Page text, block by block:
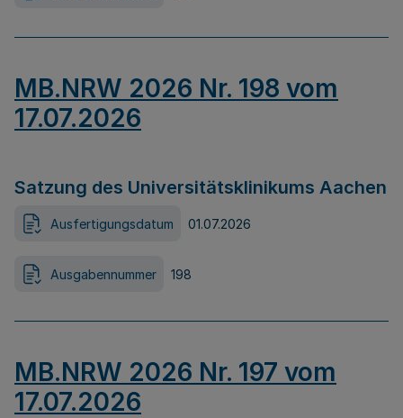
MB.NRW 2026 Nr. 198 vom
17.07.2026
Satzung des Universitätsklinikums Aachen
Ausfertigungsdatum 01.07.2026
Ausgabennummer 198
MB.NRW 2026 Nr. 197 vom
17.07.2026